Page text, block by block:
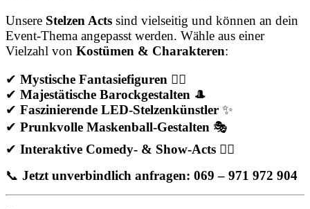
Unsere Stelzen Acts sind vielseitig und können an dein
Event-Thema angepasst werden. Wähle aus einer
Vielzahl von Kostümen & Charakteren:
✔ Mystische Fantasiefiguren 🧚‍♀️
✔ Majestätische Barockgestalten 🎩
✔ Faszinierende LED-Stelzenkünstler ✨
✔ Prunkvolle Maskenball-Gestalten 🎭
✔ Interaktive Comedy- & Show-Acts 🤹‍♂️
📞 Jetzt unverbindlich anfragen: 069 – 971 972 904